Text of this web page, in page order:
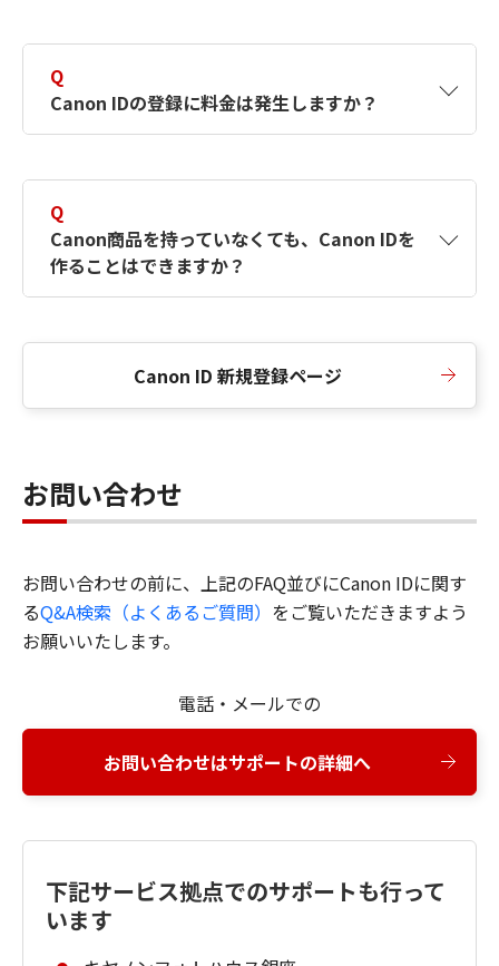
択したサービスから取得します。アカウントを
簡単に作成できるように、この情報を使用して
Canon IDの登録フォームを入力します。
Q
Canon IDの登録に料金は発生しますか？
Q
Canon商品を持っていなくても、Canon IDを
作ることはできますか？
Canon ID 新規登録ページ
お問い合わせ
お問い合わせの前に、上記のFAQ並びにCanon IDに関す
るQ&A検索（よくあるご質問） をご覧いただきますよう
お願いいたします。
電話・メールでの
お問い合わせはサポートの詳細へ
下記サービス拠点でのサポートも行って
います